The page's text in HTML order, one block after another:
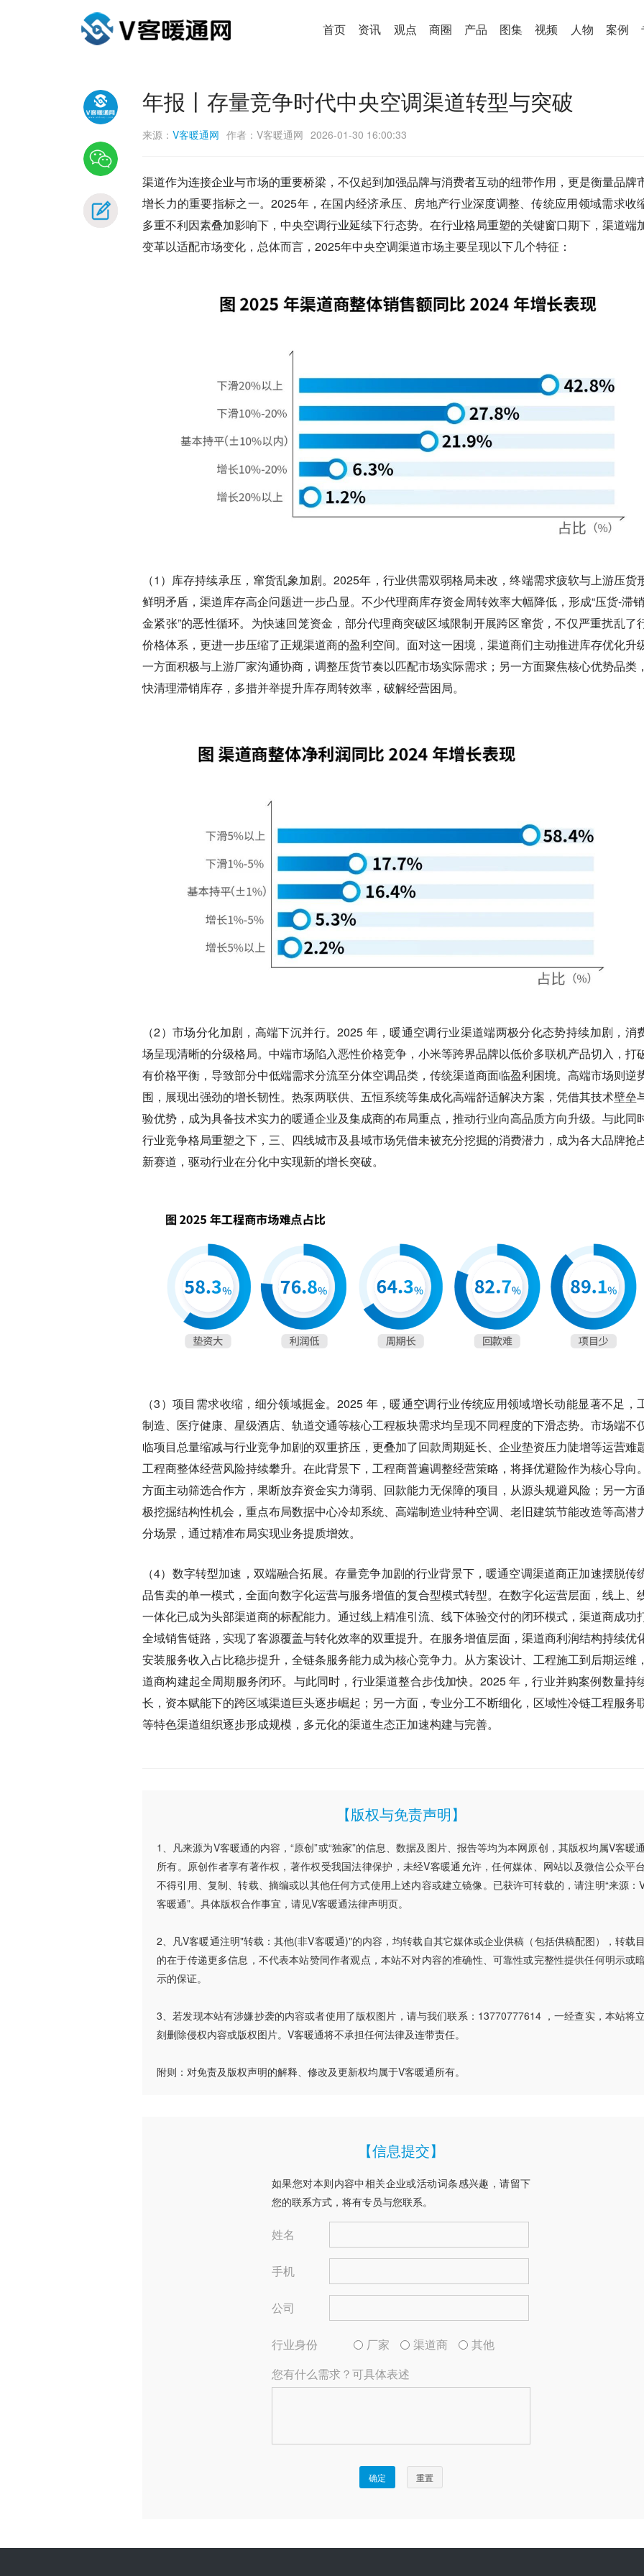
首页 资讯 观点 商圈 产品 图集 视频 人物 案例
年报丨存量竞争时代中央空调渠道转型与突破
来源： V客暖通网 作者：V客暖通网 2026-01-30 16:00:33
渠道作为连接企业与市场的重要桥梁，不仅起到加强品牌与消费者互动的纽带作用，更是衡量品牌
增长力的重要指标之一。2025年，在国内经济承压、房地产行业深度调整、传统应用领域需求收
多重不利因素叠加影响下，中央空调行业延续下行态势。在行业格局重塑的关键窗口期下，渠道端
变革以适配市场变化，总体而言，2025年中央空调渠道市场主要呈现以下几个特征：
（1） 库存持续承压，窜货乱象加剧。2025年，行业供需双弱格局未改，终端需求疲软与上游压货
鲜明矛盾，渠道库存高企问题进一步凸显。不少代理商库存资金周转效率大幅降低，形成“压货-滞
金紧张”的恶性循环。为快速回笼资金，部分代理商突破区域限制开展跨区窜货，不仅严重扰乱了
价格体系，更进一步压缩了正规渠道商的盈利空间。面对这一困境，渠道商们主动推进库存优化升
一方面积极与上游厂家沟通协商，调整压货节奏以匹配市场实际需求；另一方面聚焦核心优势品类
快清理滞销库存，多措并举提升库存周转效率，破解经营困局。
（2）市场分化加剧，高端下沉并行。2025 年，暖通空调行业渠道端两极分化态势持续加剧，消
场呈现清晰的分级格局。中端市场陷入恶性价格竞争，小米等跨界品牌以低价多联机产品切入，打
有价格平衡，导致部分中低端需求分流至分体空调品类，传统渠道商面临盈利困境。高端市场则逆
围，展现出强劲的增长韧性。热泵两联供、五恒系统等集成化高端舒适解决方案，凭借其技术壁垒
验优势，成为具备技术实力的暖通企业及集成商的布局重点，推动行业向高品质方向升级。与此同
行业竞争格局重塑之下，三、四线城市及县域市场凭借未被充分挖掘的消费潜力，成为各大品牌抢
新赛道，驱动行业在分化中实现新的增长突破。
（3）项目需求收缩，细分领域掘金。2025 年，暖通空调行业传统应用领域增长动能显著不足，
制造、医疗健康、星级酒店、轨道交通等核心工程板块需求均呈现不同程度的下滑态势。市场端不
临项目总量缩减与行业竞争加剧的双重挤压，更叠加了回款周期延长、企业垫资压力陡增等运营难
工程商整体经营风险持续攀升。在此背景下，工程商普遍调整经营策略，将择优避险作为核心导向
方面主动筛选合作方，果断放弃资金实力薄弱、回款能力无保障的项目，从源头规避风险；另一方
极挖掘结构性机会，重点布局数据中心冷却系统、高端制造业特种空调、老旧建筑节能改造等高潜
分场景，通过精准布局实现业务提质增效。
（4）数字转型加速，双端融合拓展。存量竞争加剧的行业背景下，暖通空调渠道商正加速摆脱传
品售卖的单一模式，全面向数字化运营与服务增值的复合型模式转型。在数字化运营层面，线上、
一体化已成为头部渠道商的标配能力。通过线上精准引流、线下体验交付的闭环模式，渠道商成功
全域销售链路，实现了客源覆盖与转化效率的双重提升。在服务增值层面，渠道商利润结构持续优
安装服务收入占比稳步提升，全链条服务能力成为核心竞争力。从方案设计、工程施工到后期运维
道商构建起全周期服务闭环。与此同时，行业渠道整合步伐加快。2025 年，行业并购案例数量持
长，资本赋能下的跨区域渠道巨头逐步崛起；另一方面，专业分工不断细化，区域性冷链工程服务
等特色渠道组织逐步形成规模，多元化的渠道生态正加速构建与完善。
【版权与免责声明】
1、凡来源为V客暖通的内容，“原创”或“独家”的信息、数据及图片、报告等均为本网原创，其版权均属V客暖通
所有。原创作者享有著作权，著作权受我国法律保护，未经V客暖通允许，任何媒体、网站以及微信公众平台
不得引用、复制、转载、摘编或以其他任何方式使用上述内容或建立镜像。已获许可转载的，请注明“来源：
客暖通”。具体版权合作事宜，请见V客暖通法律声明页。
2、凡V客暖通注明"转载：其他(非V客暖通)"的内容，均转载自其它媒体或企业供稿（包括供稿配图），转载目
的在于传递更多信息，不代表本站赞同作者观点，本站不对内容的准确性、可靠性或完整性提供任何明示或
示的保证。
3、若发现本站有涉嫌抄袭的内容或者使用了版权图片，请与我们联系：13770777614 ，一经查实，本站将立
刻删除侵权内容或版权图片。V客暖通将不承担任何法律及连带责任。
附则：对免责及版权声明的解释、修改及更新权均属于V客暖通所有。